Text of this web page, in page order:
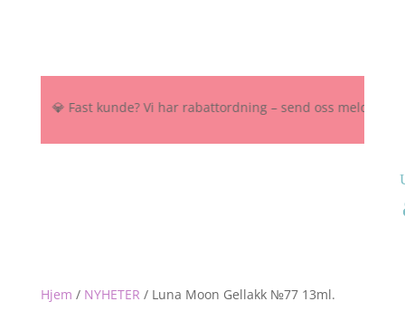
💎 Fast kunde? Vi har rabattordning – send oss melding
Hjem / NYHETER / Luna Moon Gellakk №77 13ml.